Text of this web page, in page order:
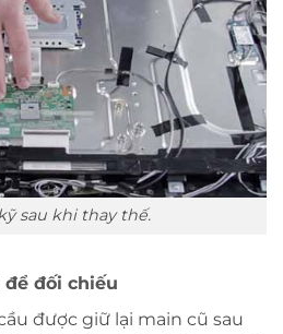
sau khi thay thế.
đối chiếu
được giữ lại main cũ sau